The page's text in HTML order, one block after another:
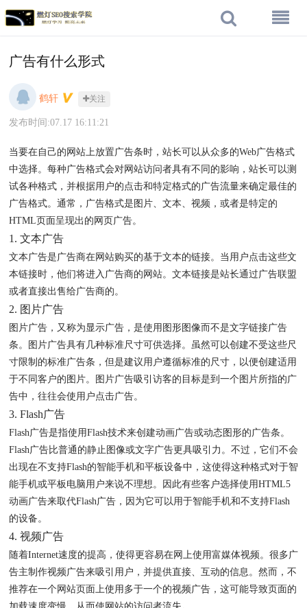
广告有什么形式
鹤轩 关注
发布时间:07.17 16:11:21
当要在自己的网站上放置广告条时，站长可以从众多的Web广告格式
中选择。每种广告格式会对网站访问者具有不同的影响，站长可以测
试各种格式，并根据用户的点击和特定格式的广告流量来确定最佳的
广告格式。通常，广告格式是图片、文本、视频，或者是特定的
HTML页面呈现出的网页广告。
1. 文本广告
文本广告是广告商在网站购买的基于文本的链接。当用户点击这些文
本链接时，他们将进入广告商的网站。文本链接是站长通过广告联盟
或者直接出售给广告商的。
2. 图片广告
图片广告，又称为显示广告，是使用图形图像而不是文字链接广告
条。图片广告具有几种标准尺寸可供选择。虽然可以创建不受这些尺
寸限制的标准广告条，但是建议用户遵循标准的尺寸，以便创建适用
于不同客户的图片。图片广告吸引访客的目标是到一个图片所指的广
告中，往往会使用户点击广告。
3. Flash广告
Flash广告是指使用Flash技术来创建动画广告或动态图形的广告条。
Flash广告比普通的静止图像或文字广告更具吸引力。不过，它们不会
出现在不支持Flash的智能手机和平板设备中，这使得这种格式对于智
能手机或平板电脑用户来说不理想。因此有些客户选择使用HTML5
动画广告来取代Flash广告，因为它可以用于智能手机和不支持Flash
的设备。
4. 视频广告
随着Internet速度的提高，使得更容易在网上使用富媒体视频。很多广
告主制作视频广告来吸引用户，并提供直接、互动的信息。然而，不
推荐在一个网站页面上使用多于一个的视频广告，这可能导致页面的